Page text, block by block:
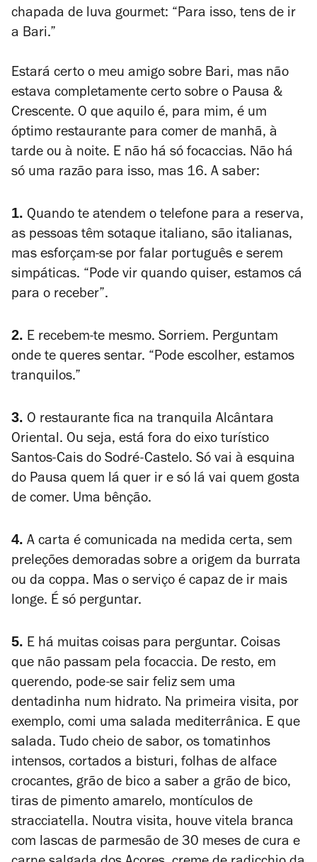
chapada de luva gourmet: “Para isso, tens de ir
a Bari.”
Estará certo o meu amigo sobre Bari, mas não
estava completamente certo sobre o Pausa &
Crescente. O que aquilo é, para mim, é um
óptimo restaurante para comer de manhã, à
tarde ou à noite. E não há só focaccias. Não há
só uma razão para isso, mas 16. A saber:
1. Quando te atendem o telefone para a reserva,
as pessoas têm sotaque italiano, são italianas,
mas esforçam-se por falar português e serem
simpáticas. “Pode vir quando quiser, estamos cá
para o receber”.
2. E recebem-te mesmo. Sorriem. Perguntam
onde te queres sentar. “Pode escolher, estamos
tranquilos.”
3. O restaurante fica na tranquila Alcântara
Oriental. Ou seja, está fora do eixo turístico
Santos-Cais do Sodré-Castelo. Só vai à esquina
do Pausa quem lá quer ir e só lá vai quem gosta
de comer. Uma bênção.
4. A carta é comunicada na medida certa, sem
preleções demoradas sobre a origem da burrata
ou da coppa. Mas o serviço é capaz de ir mais
longe. É só perguntar.
5. E há muitas coisas para perguntar. Coisas
que não passam pela focaccia. De resto, em
querendo, pode-se sair feliz sem uma
dentadinha num hidrato. Na primeira visita, por
exemplo, comi uma salada mediterrânica. E que
salada. Tudo cheio de sabor, os tomatinhos
intensos, cortados a bisturi, folhas de alface
crocantes, grão de bico a saber a grão de bico,
tiras de pimento amarelo, montículos de
stracciatella. Noutra visita, houve vitela branca
com lascas de parmesão de 30 meses de cura e